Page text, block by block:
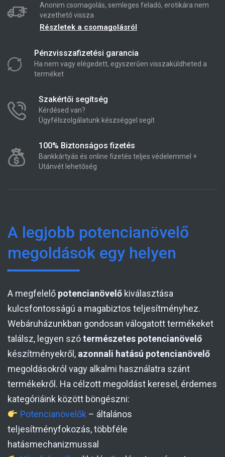
Anonim csomagolás, semleges feladó, erotikára nem
vezethető vissza
Részletek a csomagolásról
Pénzvisszafizetési garancia
Ha nem vagy elégedett, egyszerűen visszaküldheted a
terméket
Szakértői segítség
Kérdésed van?
Ügyfélszolgálatunk készséggel segít
100% Biztonságos fizetés
Bankkártyás és online fizetés teljes védelemmel +
Utánvét lehetőség
A legjobb potencianövelő
megoldások egy helyen
A megfelelő potencianövelő kiválasztása
kulcsfontosságú a magabiztos teljesítményhez.
Webáruházunkban gondosan válogatott termékeket
találsz, legyen szótermészetes potencianövelő
készítményekről, azonnali hatású potencianövelő
megoldásokról vagy alkalmi használatra szánt
termékekről. Ha célzott megoldást keresel, érdemes
kategóriáink között böngészni:
Potencianövelők – általános
teljesítményfokozás, többféle
hatásmechanizmussal